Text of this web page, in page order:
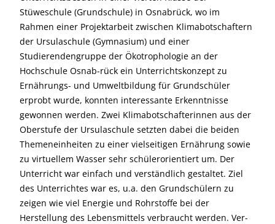
Stüweschule (Grundschule) in Osnabrück, wo im
Rahmen einer Projektarbeit zwischen Klimabotschaftern
der Ursulaschule (Gymnasium) und einer
Studierendengruppe der Ökotrophologie an der
Hochschule Osnab-rück ein Unterrichtskonzept zu
Ernährungs- und Umweltbildung für Grundschüler
erprobt wurde, konnten interessante Erkenntnisse
gewonnen werden. Zwei Klimabotschafterinnen aus der
Oberstufe der Ursulaschule setzten dabei die beiden
Themeneinheiten zu einer vielseitigen Ernährung sowie
zu virtuellem Wasser sehr schülerorientiert um. Der
Unterricht war einfach und verständlich gestaltet. Ziel
des Unterrichtes war es, u.a. den Grundschülern zu
zeigen wie viel Energie und Rohrstoffe bei der
Herstellung des Lebensmittels verbraucht werden. Ver-